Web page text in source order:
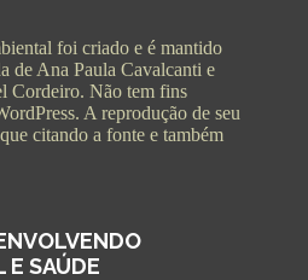
foi criado e é mantido
de Ana Paula Cavalcanti e
Cordeiro. Não tem fins
A reprodução de seu
citando a fonte e também
E SAÚDE